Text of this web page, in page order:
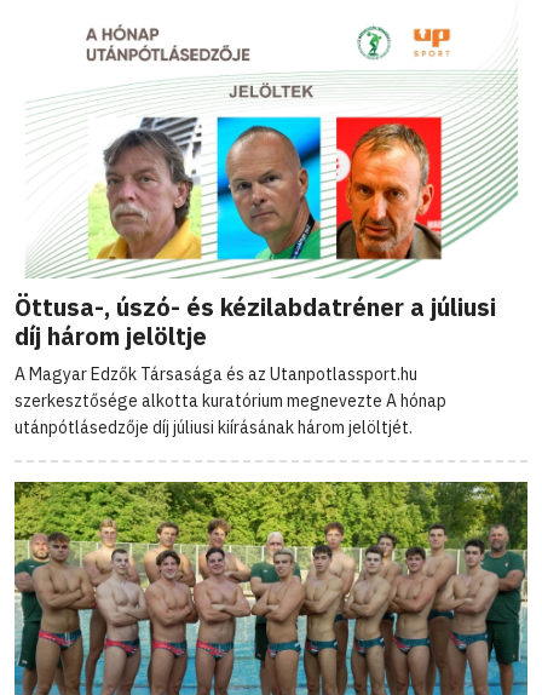
Öttusa-, úszó- és kézilabdatréner a júliusi
díj három jelöltje
A Magyar Edzők Társasága és az Utanpotlassport.hu
szerkesztősége alkotta kuratórium megnevezte A hónap
utánpótlásedzője díj júliusi kiírásának három jelöltjét.